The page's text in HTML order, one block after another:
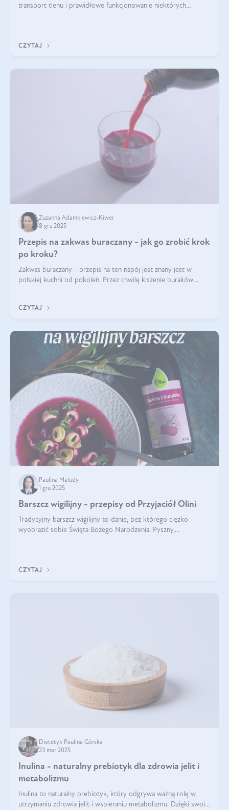
transport tlenu i prawidłowe funkcjonowanie niektórych
CZYTAJ
Zuzanna Adamkiewicz-Kiwer
8 gru 2025
Przepis na zakwas buraczany - jak go zrobić krok
po kroku?
Zakwas buraczany - przepis na ten napój jest znany jest w
polskiej kuchni od pokoleń. Przez chwilę kiszenie buraków
CZYTAJ
Paulina Maludy
1 gru 2025
Barszcz wigilijny - przepisy od Przyjaciół Olini
Tradycyjny barszcz wigilijny to danie, bez którego ciężko
wyobrazić sobie Święta Bożego Narodzenia. Pyszny,
CZYTAJ
Dietetyk Paulina Górska
23 mar 2025
Inulina - naturalny prebiotyk dla zdrowia jelit i
metabolizmu
Inulina to naturalny prebiotyk, który odgrywa ważną rolę w
utrzymaniu zdrowia jelit i wspieraniu metabolizmu. Dzięki swoim